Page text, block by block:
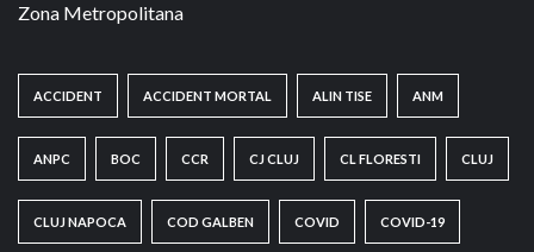
Zona Metropolitana
ACCIDENT ACCIDENT MORTAL ALIN TISE ANM
ANPC BOC CCR CJ CLUJ CL FLORESTI CLUJ
CLUJ NAPOCA COD GALBEN COVID COVID-19